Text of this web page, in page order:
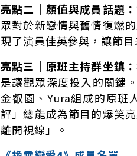
亮點二｜顏值與成員話題：
眾對於新戀情與舊情復燃
現了演員佳英參與，讓節目
亮點三｜原班主持群坐鎮：
是讓觀眾深度投入的關鍵
金叡園、Yura組成的原班
評」總能成為節目的爆笑
離開視線」。